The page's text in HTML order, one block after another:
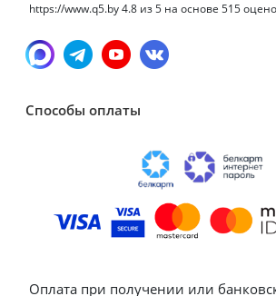
https://www.q5.by4.8 из5 на основе 515
Способы оплаты
Оплата при получении или